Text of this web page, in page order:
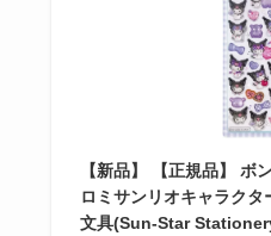
【新品】 【正規品】 ボ
ロミサンリオキャラク
文具(Sun-Star